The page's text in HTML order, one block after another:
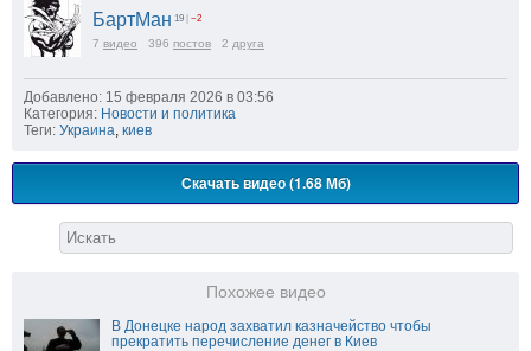
БартМан 19 | −2
7 видео 396 постов 2 друга
Добавлено: 15 февраля 2026 в 03:56
Категория: Новости и политика
Теги: Украина киев
Скачать видео (1.68 Мб)
Похожее видео
В Донецке народ захватил казначейство чтобы
прекратить перечисление денег в Киев